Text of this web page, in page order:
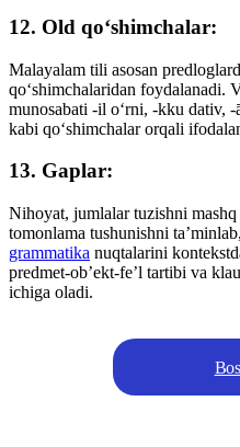
12. Old qo‘shimchalar:
Malayalam tili asosan
qoʻshimchalaridan foydalanadi.
munosabati -il ​​o‘rni, -kku dativ,
kabi qo‘shimchalar orqali
13. Gaplar:
Nihoyat, jumlalar tuzishni
tomonlama tushunishni
grammatika nuqtalarini
predmet-ob’ekt-fe’l tartibi va
ichiga oladi.